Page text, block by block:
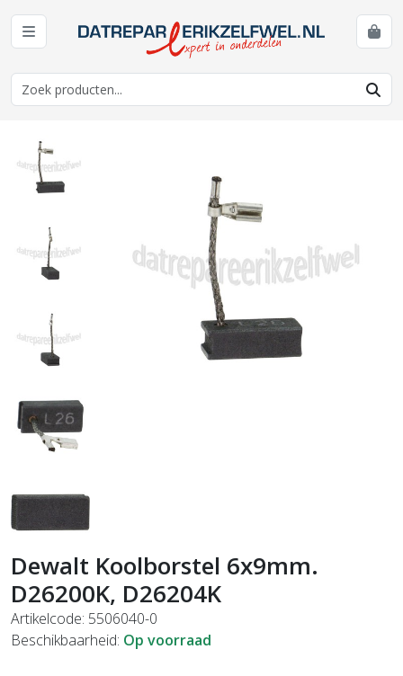
Dewalt Koolborstel 6x9mm.
D26200K, D26204K
Artikelcode: 5506040-0
Beschikbaarheid: Op voorraad